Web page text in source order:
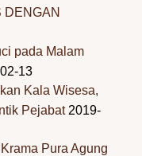
DENGAN
pada Malam
13
Kala Wisesa,
Pejabat 2019-
Pura Agung